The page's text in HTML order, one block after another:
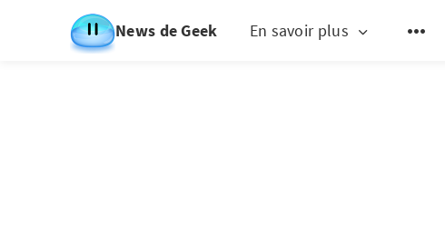
News de Geek En savoir plus